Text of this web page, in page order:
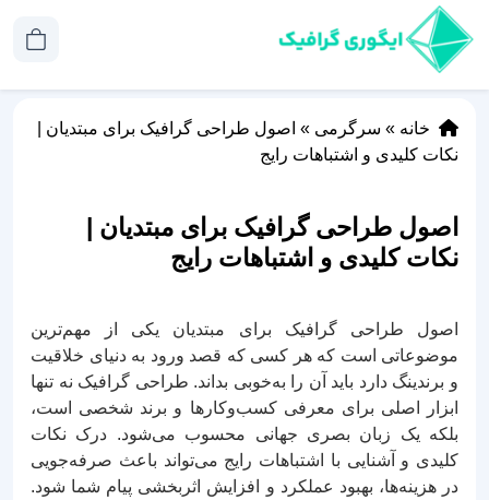
خانه » سرگرمی » اصول طراحی گرافیک برای مبتدیان |
نکات کلیدی و اشتباهات رایج
اصول طراحی گرافیک برای مبتدیان |
نکات کلیدی و اشتباهات رایج
اصول طراحی گرافیک برای مبتدیان یکی از مهم‌ترین
موضوعاتی است که هر کسی که قصد ورود به دنیای خلاقیت
و برندینگ دارد باید آن را به‌خوبی بداند. طراحی گرافیک نه تنها
ابزار اصلی برای معرفی کسب‌وکارها و برند شخصی است،
بلکه یک زبان بصری جهانی محسوب می‌شود. درک نکات
کلیدی و آشنایی با اشتباهات رایج می‌تواند باعث صرفه‌جویی
در هزینه‌ها، بهبود عملکرد و افزایش اثربخشی پیام شما شود.